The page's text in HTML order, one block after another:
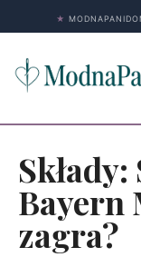
★
Bayern
zagra?